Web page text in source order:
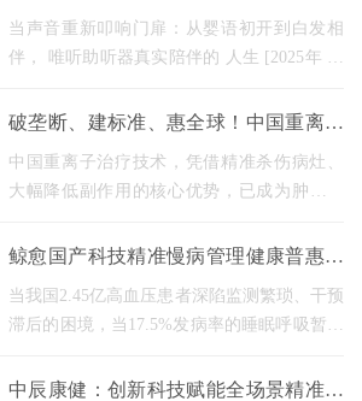
人士分享“自然聆听”的高光时刻
当声音重新叩响门扉：从婴语初开到白发相
伴， 唯听助听器真实陪伴的 人生 [2025年 12
起初，是钟表的滴答声消失在背景里；然
破垄断、建标准、惠全球！中国重离子
技术实现弯道超车
中国重离子治疗技术，凭借精准杀伤病灶、
大幅降低副作用的核心优势，已成为肿瘤治
拉格峰效应高能粒子束能将能量精准聚焦于
鲸愈国产科技精准慢病管理健康普惠无
界
当我国2.45亿高血压患者深陷监测繁琐、干预
滞后的困境，当17.5%发病率的睡眠呼吸暂停
40%的医疗缺口医院里一号难求，家庭中监测
中辰康健：创新科技赋能全场景精准医